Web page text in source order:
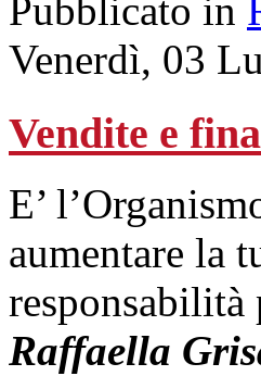
Pubblicato in
Venerdì, 03
Vendite e
E’
aumentare la
Raffaella